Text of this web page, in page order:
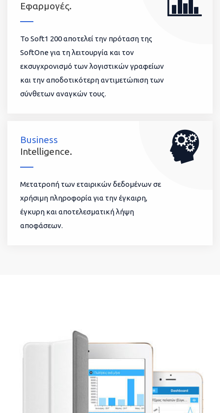
Εφαρμογές.
To Soft1 200 αποτελεί την πρόταση της
SoftOne για τη λειτουργία και τον
εκσυγχρονισμό των λογιστικών γραφείων
και την αποδοτικότερη αντιμετώπιση των
σύνθετων αναγκών τους.
Business
Intelligence.
Μετατροπή των εταιρικών δεδομένων σε
χρήσιμη πληροφορία για την έγκαιρη,
έγκυρη και αποτελεσματική λήψη
αποφάσεων.